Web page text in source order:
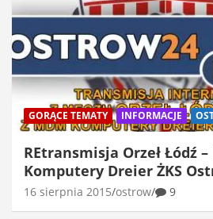
GORĄCE TEMATY INFORMACJE
REtransmisja Orzeł Łódź –
Komputery Dreier ŻKS
16 sierpnia 2015 ostrow 9